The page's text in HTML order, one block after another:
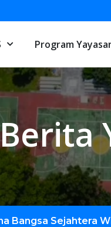
Program
Berita
Bangsa Sejahtera